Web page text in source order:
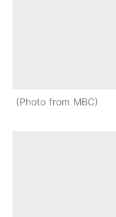
Photo from MBC